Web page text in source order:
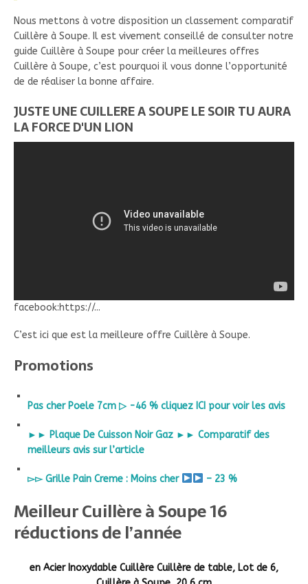
Nous mettons à votre disposition un classement comparatif
Cuillère à Soupe. Il est vivement conseillé de consulter notre
guide Cuillère à Soupe pour créer la meilleures offres
Cuillère à Soupe, c’est pourquoi il vous donne l’opportunité
de de réaliser la bonne affaire.
JUSTE UNE CUILLERE A SOUPE LE SOIR TU AURA
LA FORCE D'UN LION
facebook:https://...
C’est ici que est la meilleure offre Cuillère à Soupe.
Promotions
Pas cher Poele 7cm ▷ -46 % cliquez ICI pour voir les avis
►► Plaque De Cuisson Noir Gaz ►► Comparatif des
meilleurs avis sur l’article
▻▻ Grille Pain Creme : Moins cher – 23 %
Meilleur Cuillère à Soupe 16
réductions de l’année
en Acier Inoxydable Cuillère Cuillère de table, Lot de 6,